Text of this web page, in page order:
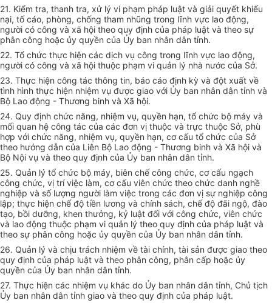
21. Kiểm tra, thanh tra, xử lý vi phạm pháp luật và giải quyết khiếu
nại, tố cáo, phòng, chống tham nhũng trong lĩnh vực lao động,
người có công và xã hội theo quy định của pháp luật và theo sự
phân công hoặc ủy quyền của Ủy ban nhân dân tỉnh.
22. Tổ chức thực hiện các dịch vụ công trong lĩnh vực lao động,
người có công và xã hội thuộc phạm vi quản lý nhà nước của Sở.
23. Thực hiện công tác thông tin, báo cáo định kỳ và đột xuất về
tình hình thực hiện nhiệm vụ được giao với Ủy ban nhân dân tỉnh và
Bộ Lao động - Thương binh và Xã hội.
24. Quy định chức năng, nhiệm vụ, quyền hạn, tổ chức bộ máy và
mối quan hệ công tác của các đơn vị thuộc và trực thuộc Sở, phù
hợp với chức năng, nhiệm vụ, quyền hạn, cơ cấu tổ chức của Sở
theo hướng dẫn của Liên Bộ Lao động - Thương binh và Xã hội và
Bộ Nội vụ và theo quy định của Ủy ban nhân dân tỉnh.
25. Quản lý tổ chức bộ máy, biên chế công chức, cơ cấu ngạch
công chức, vị trí việc làm, cơ cấu viên chức theo chức danh nghề
nghiệp và số lượng người làm việc trong các đơn vị sự nghiệp công
lập; thực hiện chế độ tiền lương và chính sách, chế độ đãi ngộ, đào
tạo, bồi dưỡng, khen thưởng, kỷ luật đối với công chức, viên chức
và lao động thuộc phạm vi quản lý theo quy định của pháp luật và
theo sự phân công hoặc ủy quyền của Ủy ban nhân dân tỉnh.
26. Quản lý và chịu trách nhiệm về tài chính, tài sản được giao theo
quy định của pháp luật và theo phân công, phân cấp hoặc ủy
quyền của Ủy ban nhân dân tỉnh.
27. Thực hiện các nhiệm vụ khác do Ủy ban nhân dân tỉnh, Chủ tịch
Ủy ban nhân dân tỉnh giao và theo quy định của pháp luật.